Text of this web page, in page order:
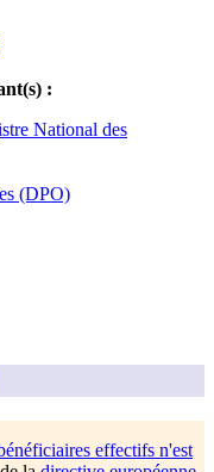
:
National des
(DPO)
effectifs n'est